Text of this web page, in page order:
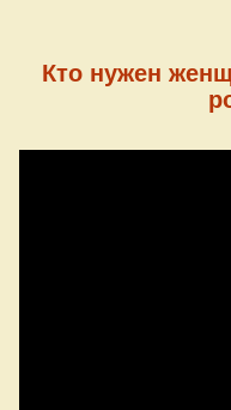
Кто нужен